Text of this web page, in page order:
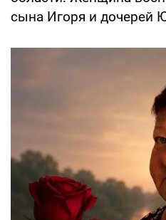
сына Игоря и дочерей